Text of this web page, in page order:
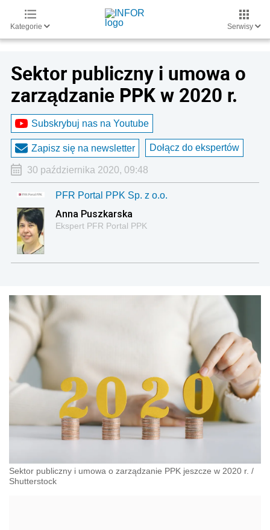
Kategorie Serwisy
Sektor publiczny i umowa o
zarządzanie PPK w 2020 r.
Subskrybuj nas na Youtube
Zapisz się na newsletter Dołącz do ekspertów
30 października 2020, 09:48
PFR Portal PPK Sp. z o.o.
Anna Puszkarska
Ekspert PFR Portal PPK
Sektor publiczny i umowa o zarządzanie PPK jeszcze w 2020 r. /
Shutterstock